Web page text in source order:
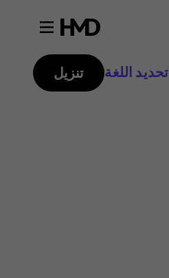
تحديد اللغة تنزيل